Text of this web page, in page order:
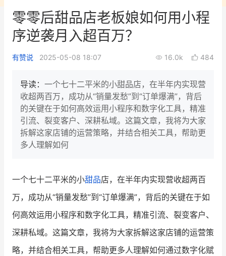
新零售大会 新零售茶会
增长产品指南
智库 产品场景库
产品更新动态
新零售资讯
培训课程
零零后甜品店老板娘如何用小程
序逆袭月入超百万？
有赞说 2025-05-08 18:07 16.0k 484
导读： 一个七十二平米的小甜品店，在半年内实现营
收超两百万，成功从“销量发愁”到“订单爆满”，背后
的关键在于如何高效运用小程序和数字化工具，精准
引流、裂变客户、深耕私域。这篇文章，我将为大家
拆解这家店铺的运营策略，并结合相关工具，帮助更
多人理解如何
一个七十二平米的小甜品店，在半年内实现营收超两百
万，成功从“销量发愁”到“订单爆满”，背后的关键在于如
何高效运用小程序和数字化工具，精准引流、裂变客户、
深耕私域。这篇文章，我将为大家拆解这家店铺的运营策
略，并结合相关工具，帮助更多人理解如何通过数字化赋